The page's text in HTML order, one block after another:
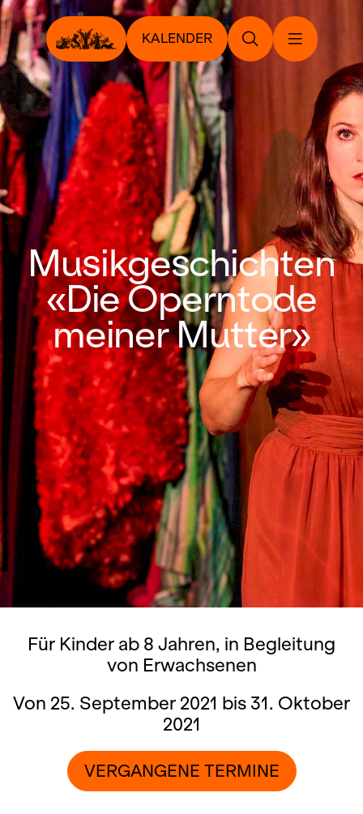
KALENDER
Musikgeschichten
«Die Operntode
meiner Mutter»
Für Kinder ab 8 Jahren, in Begleitung
von Erwachsenen
Von 25. September 2021 bis 31. Oktober
2021
VERGANGENE TERMINE